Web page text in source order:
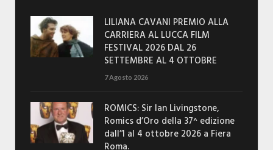
LILIANA CAVANI PREMIO ALLA
CARRIERA AL LUCCA FILM
FESTIVAL 2026 DAL 26
SETTEMBRE AL 4 OTTOBRE
7 Agosto 2026
ROMICS: Sir Ian Livingstone,
Romics d’Oro della 37^ edizione
dall’1 al 4 ottobre 2026 a Fiera
Roma.